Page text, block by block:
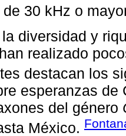
30 kHz o
diversidad y
realizado
destacan los
esperanzas
del género
México.